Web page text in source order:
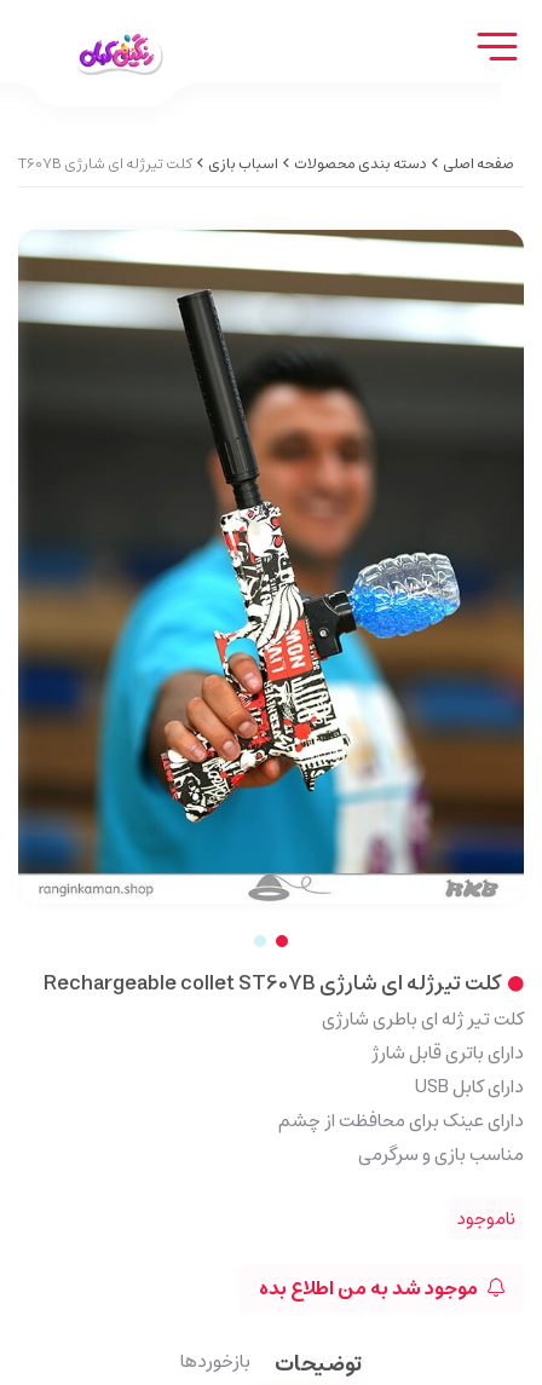
صفحه اصلی دسته بندی محصولات اسباب بازی کلت تیرژله ای شارژی Rechargeable collet ST607B
کلت تیرژله ای شارژی Rechargeable collet ST607B
کلت تیر ژله ای باطری شارژی
دارای باتری قابل شارژ
دارای کابل USB
دارای عینک برای محافظت از چشم
مناسب بازی و سرگرمی
ناموجود
موجود شد به من اطلاع بده
توضیحات بازخوردها